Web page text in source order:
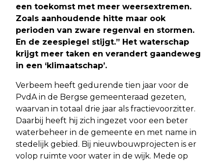
een toekomst met meer weersextremen.
Zoals aanhoudende hitte maar ook
perioden van zware regenval en stormen.
En de zeespiegel stijgt.” Het waterschap
krijgt meer taken en verandert gaandeweg
in een ‘klimaatschap’.
Verbeem heeft gedurende tien jaar voor de
PvdA in de Bergse gemeenteraad gezeten,
waarvan in totaal drie jaar als fractievoorzitter.
Daarbij heeft hij zich ingezet voor een beter
waterbeheer in de gemeente en met name in
stedelijk gebied. Bij nieuwbouwprojecten is er
volop ruimte voor water in de wijk. Mede op